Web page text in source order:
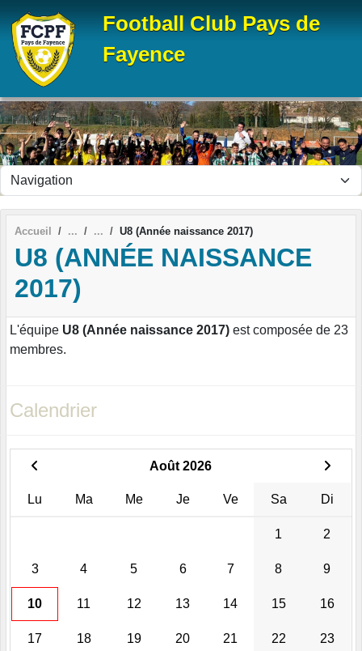
Football Club Pays de
Fayence
Accueil U8 (Année naissance 2017)
U8 (ANNÉE NAISSANCE
2017)
L'équipe U8 (Année naissance 2017) est composée de 23
membres.
Calendrier
Août 2026
Lu Ma Me Je Ve Sa Di
1 2
3 4 5 6 7 8 9
10 11 12 13 14 15 16
17 18 19 20 21 22 23
Panneau de gestion des cookies